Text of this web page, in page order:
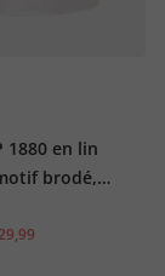
1880 en lin
brodé,
et col
Cuba-Fit «